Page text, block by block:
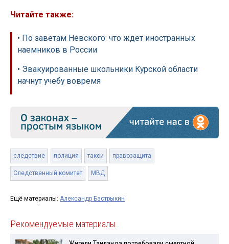
Читайте также:
• По заветам Невского: что ждет иностранных
наемников в России
• Эвакуированные школьники Курской области
начнут учебу вовремя
следствие полиция такси правозащита
Следственный комитет МВД
Ещё материалы: Александр Бастрыкин
Рекомендуемые материалы